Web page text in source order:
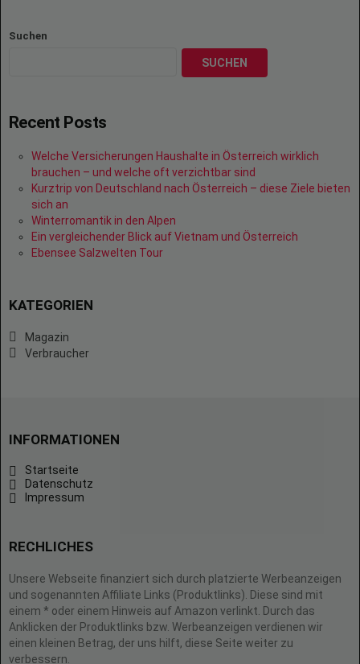
Suchen
SUCHEN
Recent Posts
Welche Versicherungen Haushalte in Österreich wirklich
brauchen – und welche oft verzichtbar sind
Kurztrip von Deutschland nach Österreich – diese Ziele bieten
sich an
Winterromantik in den Alpen
Ein vergleichender Blick auf Vietnam und Österreich
Ebensee Salzwelten Tour
KATEGORIEN
Magazin
Verbraucher
INFORMATIONEN
Startseite
Datenschutz
Impressum
RECHLICHES
Unsere Webseite finanziert sich durch platzierte Werbeanzeigen
und sogenannten Affiliate Links (Produktlinks). Diese sind mit
einem * oder einem Hinweis auf Amazon verlinkt. Durch das
Anklicken der Produktlinks bzw. Werbeanzeigen verdienen wir
einen kleinen Betrag, der uns hilft, diese Seite weiter zu
verbessern.